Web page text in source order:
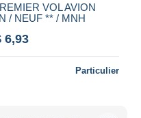
VOL AVION
/ NEUF ** / MNH
6,93
Particulier